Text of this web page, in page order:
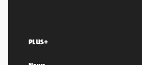
PLUS+